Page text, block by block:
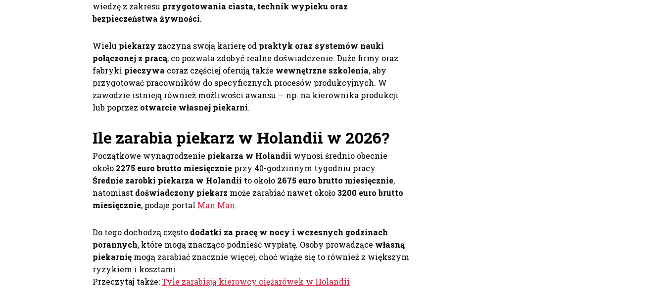
wiedzę z zakresu przygotowania ciasta, technik wypieku oraz
bezpieczeństwa żywności.
Wielu piekarzy zaczyna swoją karierę od praktyk oraz systemów nauki
połączonej z pracą, co pozwala zdobyć realne doświadczenie. Duże firmy oraz
fabryki pieczywa coraz częściej oferują także wewnętrzne szkolenia, aby
przygotować pracowników do specyficznych procesów produkcyjnych. W
zawodzie istnieją również możliwości awansu — np. na kierownika produkcji
lub poprzez otwarcie własnej piekarni.
Ile zarabia piekarz w Holandii w 2026?
Początkowe wynagrodzenie piekarza w Holandii wynosi średnio obecnie
około 2275 euro brutto miesięcznie przy 40-godzinnym tygodniu pracy.
Średnie zarobki piekarza w Holandii to około 2675 euro brutto miesięcznie,
natomiast doświadczony piekarz może zarabiać nawet około3200 euro brutto
miesięcznie, podaje portal Man Man.
Do tego dochodzą często dodatki za pracę w nocy i wczesnych godzinach
porannych, które mogą znacząco podnieść wypłatę. Osoby prowadzące własną
piekarnię mogą zarabiać znacznie więcej, choć wiąże się to również z większym
ryzykiem i kosztami.
Przeczytaj także:Tyle zarabiają kierowcy ciężarówek w Holandii